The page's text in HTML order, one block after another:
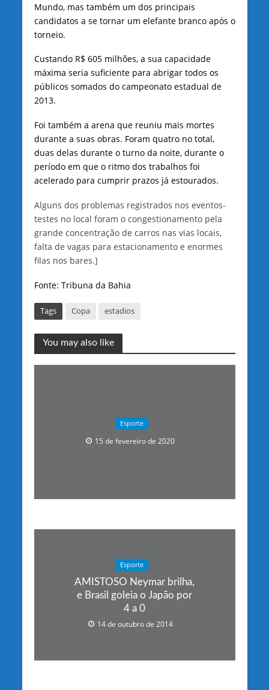
Mundo, mas também um dos principais
candidatos a se tornar um elefante branco após o
torneio.
Custando R$ 605 milhões, a sua capacidade
máxima seria suficiente para abrigar todos os
públicos somados do campeonato estadual de
2013.
Foi também a arena que reuniu mais mortes
durante a suas obras. Foram quatro no total,
duas delas durante o turno da noite, durante o
período em que o ritmo dos trabalhos foi
acelerado para cumprir prazos já estourados.
Alguns dos problemas registrados nos eventos-
testes no local foram o congestionamento pela
grande concentração de carros nas vias locais,
falta de vagas para estacionamento e enormes
filas nos bares.]
Fonte: Tribuna da Bahia
Tags Copa estadios
You may also like
Esporte
15 de fevereiro de 2020
Esporte
AMISTOSO Neymar brilha,
e Brasil goleia o Japão por
4 a 0
14 de outubro de 2014